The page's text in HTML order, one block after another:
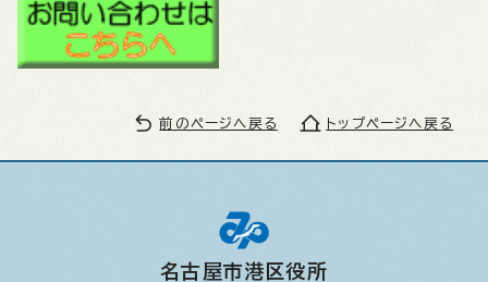
前のページへ戻る トップページへ戻る
名古屋市港区役所